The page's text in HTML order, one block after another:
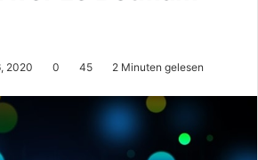
2020 0 45 2 Minuten gelesen